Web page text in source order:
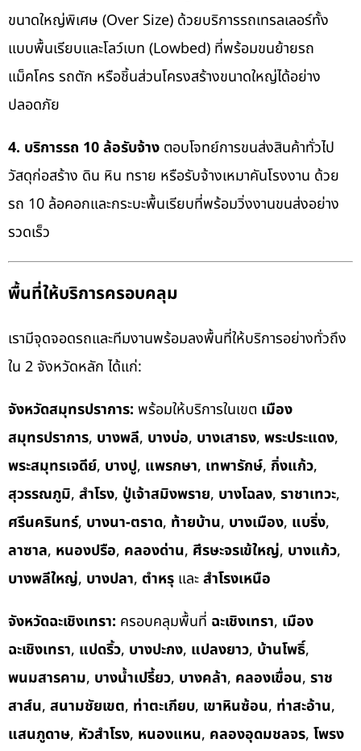
ขนาดใหญ่พิเศษ (Over Size) ด้วยบริการรถเทรลเลอร์ทั้ง
แบบพื้นเรียบและโลว์เบท (Lowbed) ที่พร้อมขนย้ายรถ
แม็คโคร รถตัก หรือชิ้นส่วนโครงสร้างขนาดใหญ่ได้อย่าง
ปลอดภัย
4. บริการรถ 10 ล้อรับจ้าง ตอบโจทย์การขนส่งสินค้าทั่วไป
วัสดุก่อสร้าง ดิน หิน ทราย หรือรับจ้างเหมาคันโรงงาน ด้วย
รถ 10 ล้อคอกและกระบะพื้นเรียบที่พร้อมวิ่งงานขนส่งอย่าง
รวดเร็ว
พื้นที่ให้บริการครอบคลุม
เรามีจุดจอดรถและทีมงานพร้อมลงพื้นที่ให้บริการอย่างทั่วถึง
ใน 2 จังหวัดหลัก ได้แก่:
จังหวัดสมุทรปราการ: พร้อมให้บริการในเขต เมือง
สมุทรปราการ, บางพลี, บางบ่อ, บางเสาธง, พระประแดง,
พระสมุทรเจดีย์, บางปู, แพรกษา, เทพารักษ์, กิ่งแก้ว,
สุวรรณภูมิ, สำโรง, ปู่เจ้าสมิงพราย, บางโฉลง, ราชาเทวะ,
ศรีนครินทร์, บางนา-ตราด, ท้ายบ้าน, บางเมือง, แบริ่ง,
ลาซาล, หนองปรือ, คลองด่าน, ศีรษะจรเข้ใหญ่, บางแก้ว,
บางพลีใหญ่, บางปลา, ตำหรุ และสำโรงเหนือ
จังหวัดฉะเชิงเทรา: ครอบคลุมพื้นที่ ฉะเชิงเทรา, เมือง
ฉะเชิงเทรา, แปดริ้ว, บางปะกง, แปลงยาว, บ้านโพธิ์,
พนมสารคาม, บางน้ำเปรี้ยว, บางคล้า, คลองเขื่อน, ราช
สาส์น, สนามชัยเขต, ท่าตะเกียบ, เขาหินซ้อน, ท่าสะอ้าน,
แสนภูดาษ, หัวสำโรง, หนองแหน, คลองอุดมชลจร, โพรง